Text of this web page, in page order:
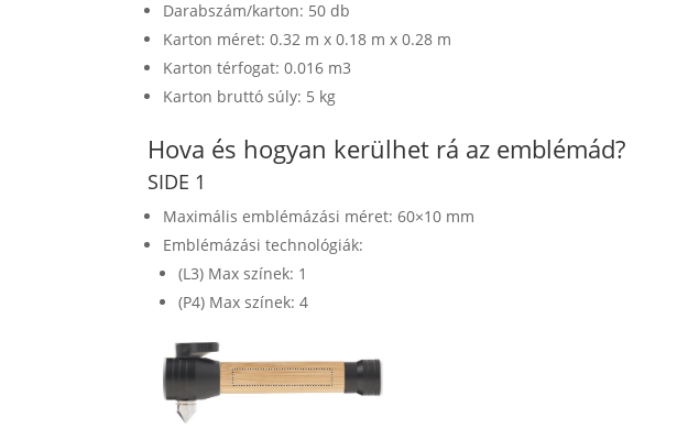
Darabszám/karton: 50 db
Karton méret: 0.32 m x 0.18 m x 0.28 m
Karton térfogat: 0.016 m3
Karton bruttó súly: 5 kg
Hova és hogyan kerülhet rá az emblémád?
SIDE 1
Maximális emblémázási méret: 60×10 mm
Emblémázási technológiák:
(L3) Max színek: 1
(P4) Max színek: 4